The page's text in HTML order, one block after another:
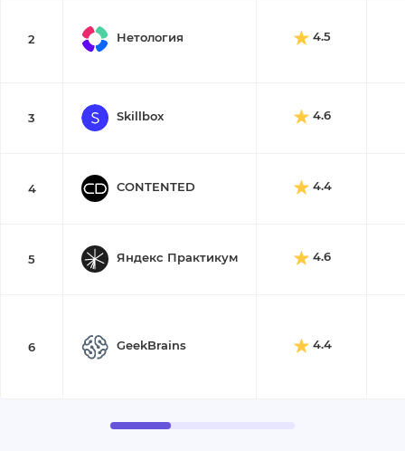
2 Нетология 4.5
3 Skillbox 4.6
4 CONTENTED 4.4
5 Яндекс Практикум 4.6
6 GeekBrains 4.4